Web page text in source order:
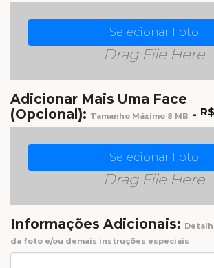
Selecionar Foto
Drag File Here
Adicionar Mais Uma Face
(Opcional): Tamanho Máximo 8 MB - R$
Selecionar Foto
Drag File Here
Informações Adicionais:
da foto e/ou demais instruções especiais